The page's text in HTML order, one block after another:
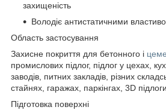
захищеність
Володіє антистатичними
Область застосування
Захисне покриття для бетонного і
промислових підлог, підлог у цехах,
заводів, питних закладів, різних
стайнях, гаражах, паркінгах, 3D
Підготовка поверхні